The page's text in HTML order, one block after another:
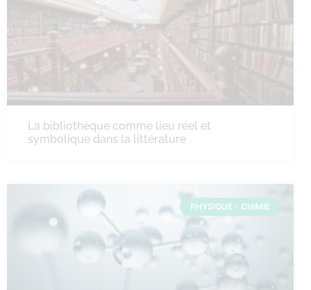
La bibliothèque comme lieu réel et
symbolique dans la littérature
PHYSIQUE - CHIMIE